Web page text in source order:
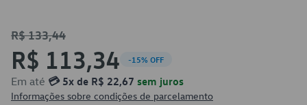
R$ 133,44
R$ 113,34 -15% OFF
Em até 💳 5x de R$ 22,67 sem juros
Informações sobre condições de parcelamento